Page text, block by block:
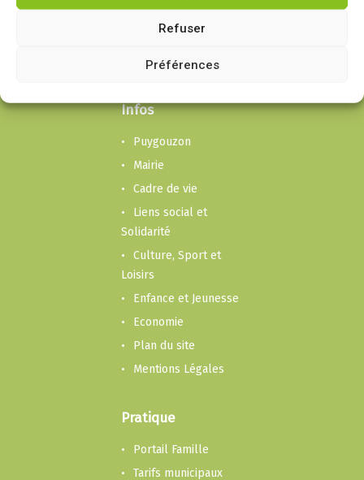
Refuser
Préférences
confidentialité
Infos
Puygouzon
Mairie
Cadre de vie
Liens social et
Solidarité
Culture, Sport et
Loisirs
Enfance et Jeunesse
Economie
Plan du site
Mentions Légales
Pratique
Portail Famille
Tarifs municipaux